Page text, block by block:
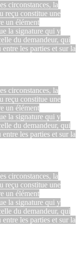
circonstances, la
reçu constitue une
un élément
la signature qui y
du demandeur, qui
les parties et sur la
circonstances, la
reçu constitue une
un élément
la signature qui y
du demandeur, qui
les parties et sur la
circonstances, la
reçu constitue une
un élément
la signature qui y
du demandeur, qui
les parties et sur la